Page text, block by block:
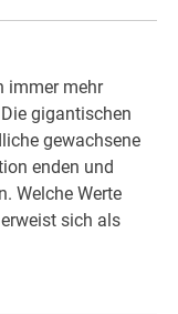
immer mehr
gigantischen
gewachsene
enden und
Welche Werte
sich als